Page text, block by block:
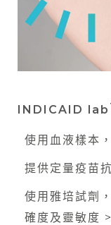
INDICAID lab
使用血液樣本
提供定量疫苗
使用雅培試劑
確度及靈敏度